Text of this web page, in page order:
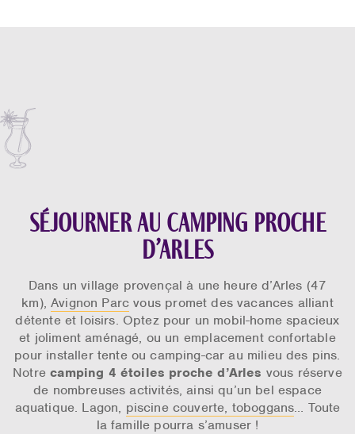
Séjourner au camping proche
d’Arles
Dans un village provençal à une heure d’Arles (47
km),Avignon Parc vous promet des vacances alliant
détente et loisirs. Optez pour un mobil-home spacieux
et joliment aménagé, ou un emplacement confortable
pour installer tente ou camping-car au milieu des pins.
Notrecamping 4 étoiles proche d’Arles vous réserve
de nombreuses activités, ainsi qu’un bel espace
aquatique. Lagon, piscine couverte, toboggans… Toute
la famille pourra s’amuser !